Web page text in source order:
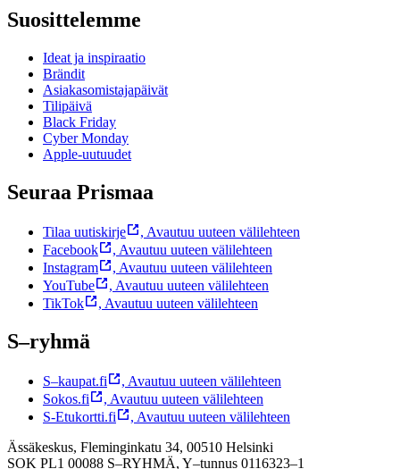
Suosittelemme
Ideat ja inspiraatio
Brändit
Asiakasomistajapäivät
Tilipäivä
Black Friday
Cyber Monday
Apple-uutuudet
Seuraa Prismaa
Tilaa uutiskirje , Avautuu uuteen välilehteen
Facebook
, Avautuu uuteen välilehteen
Instagram
, Avautuu uuteen välilehteen
YouTube
, Avautuu uuteen välilehteen
TikTok
, Avautuu uuteen välilehteen
S–ryhmä
S–kaupat.fi , Avautuu uuteen välilehteen
Sokos.fi
, Avautuu uuteen välilehteen
S-Etukortti.fi
, Avautuu uuteen välilehteen
Ässäkeskus, Fleminginkatu 34, 00510 Helsinki
SOK PL1 00088 S–RYHMÄ, Y–tunnus 0116323–1